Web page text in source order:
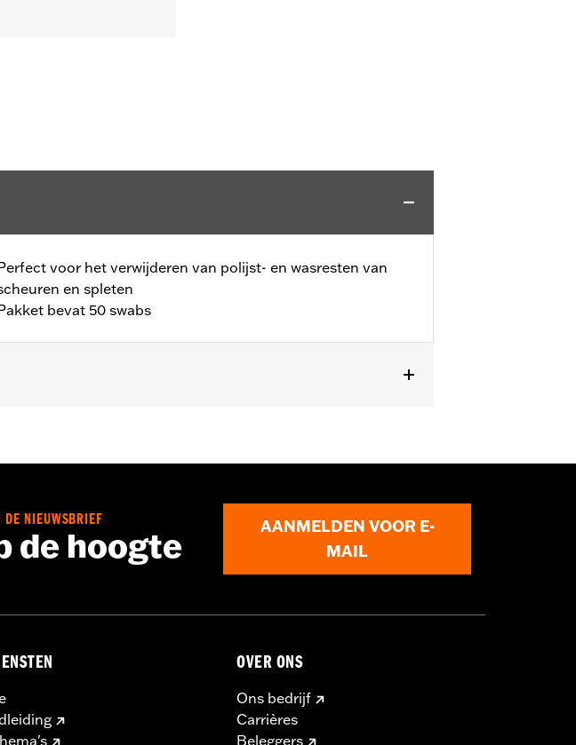
voor het verwijderen van polijst- en wasresten van
en spleten
bevat 50 swabs
DE NIEUWSBRIEF
de hoogte
AANMELDEN VOOR E-
MAIL
OVER ONS
Ons bedrijf
Carrières
Beleggers